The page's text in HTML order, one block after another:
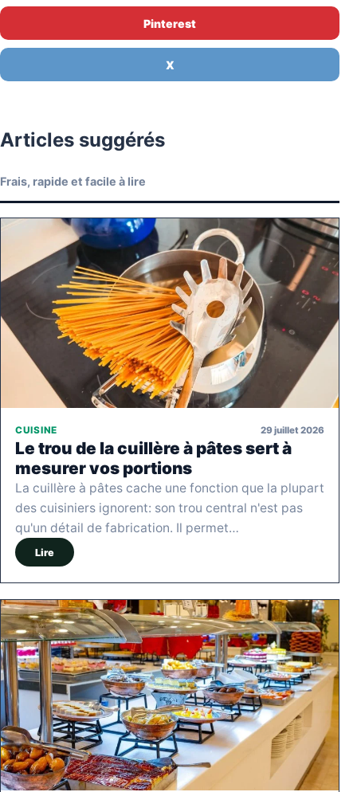
Pinterest
X
Articles suggérés
Frais, rapide et facile à lire
CUISINE 29 juillet 2026
Le trou de la cuillère à pâtes sert à
mesurer vos portions
La cuillère à pâtes cache une fonction que la plupart
des cuisiniers ignorent: son trou central n'est pas
qu'un détail de fabrication. Il permet…
Lire